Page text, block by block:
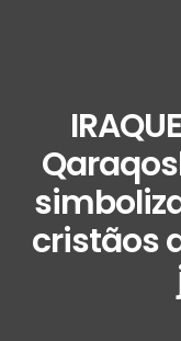
cristãos